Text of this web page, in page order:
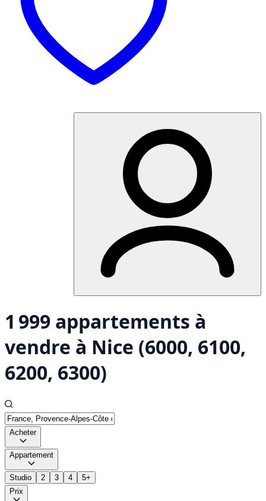
1 999 appartements à
vendre à Nice (6000, 6100,
6200, 6300)
Acheter
Appartement
Studio 2 3 4
5+
Prix